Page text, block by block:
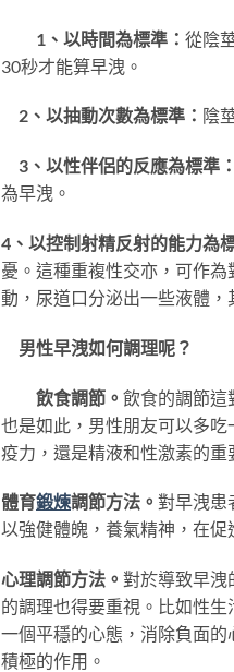
1、以時間為標準： 從陰
30秒才能算早洩。
2、以抽動次數為標準： 陰
3、以性伴侶的反應為標準：
為早洩。
4、以控制射精反射的能力為
憂。這種重複性交亦，可作
動，尿道口分泌出一些液體
男性早洩如何調理呢？
飲食調節。 飲食的調節這
也是如此，男性朋友可以多
疫力，還是精液和性激素的
體育鍛煉調節方法。 對早洩患
以強健體魄，養氣精神，在促
心理調節方法。 對於導致早洩
的調理也得要重視。比如性
一個平穩的心態，消除負面的
積極的作用。